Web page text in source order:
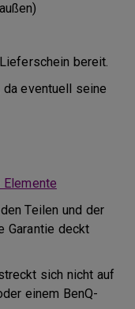
bereit.
eventuell seine
Teilen und der
Garantie deckt
sich nicht auf
einem BenQ-